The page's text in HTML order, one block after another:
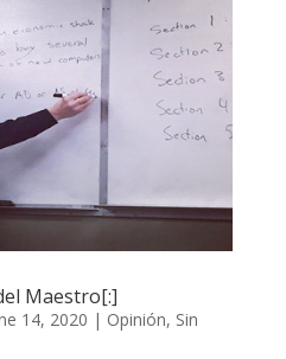
Maestro[:]
14, 2020 | Opinión, Sin